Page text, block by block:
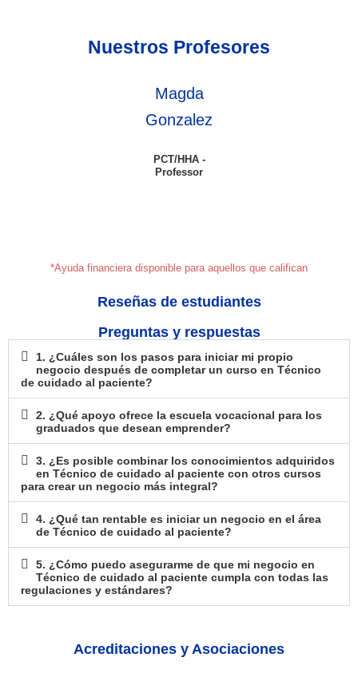
Nuestros Profesores
Magda
Gonzalez
PCT/HHA -
Professor
*Ayuda financiera disponible para aquellos que califican
Reseñas de estudiantes
Preguntas y respuestas
1. ¿Cuáles son los pasos para iniciar mi propio
negocio después de completar un curso en Técnico
de cuidado al paciente?
2. ¿Qué apoyo ofrece la escuela vocacional para los
graduados que desean emprender?
3. ¿Es posible combinar los conocimientos adquiridos
en Técnico de cuidado al paciente con otros cursos
para crear un negocio más integral?
4. ¿Qué tan rentable es iniciar un negocio en el área
de Técnico de cuidado al paciente?
5. ¿Cómo puedo asegurarme de que mi negocio en
Técnico de cuidado al paciente cumpla con todas las
regulaciones y estándares?
Acreditaciones y Asociaciones